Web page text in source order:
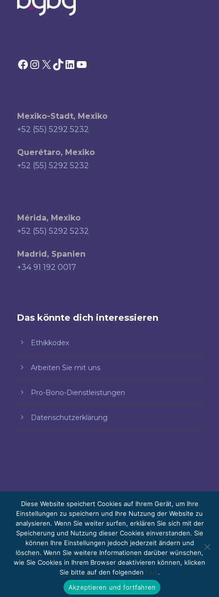
Facebook Instagram X TikTok LinkedIn YouTube
Mexiko-Stadt, Mexiko
+52 (55) 5292 5232
Querétaro, Mexiko
+52 (55) 5292 5232
Mérida, Mexiko
+52 (55) 5292 5232
Madrid, Spanien
+34 91 192 0017
Das könnte dich interessieren
Ethikkodex
Arbeiten Sie mit uns
Pro-Bono-Dienstleistungen
Datenschutzerklärung
© 2026 Bello, Gallardo, Bonequi y García,
S.C.
Der Inhalt wurde automatisch übersetzt. Die
Genauigkeit kann je nach Sprache variieren.
Pro-bono
Arbeiten Sie mit uns
Diese Website speichert Cookies auf Ihrem Gerät, um Ihre
Einstellungen zu speichern und Ihre Nutzung der Website zu
analysieren. Wenn Sie weiter surfen, erklären Sie sich mit der
Speicherung und Nutzung dieser Cookies einverstanden. Sie
können Ihre Einstellungen jedoch jederzeit ändern und
löschen. Wenn Sie weitere Informationen darüber wünschen,
wie Sie Cookies in Ihrem Browser deaktivieren können, klicken
Sie bitte auf den folgenden Link.
Akzeptieren und fortfahren